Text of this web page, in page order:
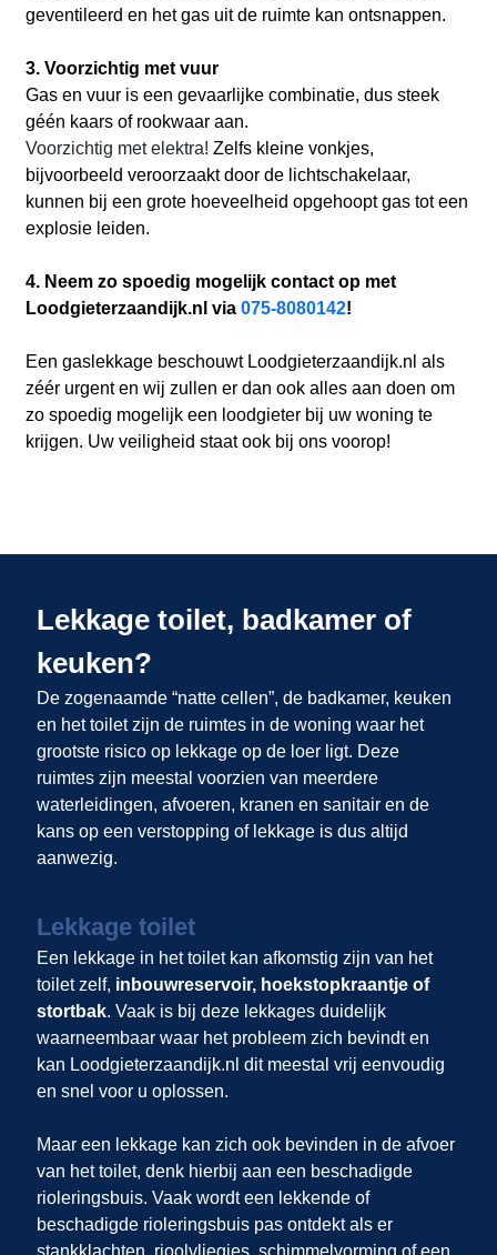
geventileerd en het gas uit de ruimte kan ontsnappen.
3. Voorzichtig met vuur
Gas en vuur is een gevaarlijke combinatie, dus steek
géén kaars of rookwaar aan.
Voorzichtig met elektra! Zelfs kleine vonkjes,
bijvoorbeeld veroorzaakt door de lichtschakelaar,
kunnen bij een grote hoeveelheid opgehoopt gas tot een
explosie leiden.
4. Neem zo spoedig mogelijk contact op met
Loodgieterzaandijk.nl via 075-8080142!
Een gaslekkage beschouwt Loodgieterzaandijk.nl als
zéér urgent en wij zullen er dan ook alles aan doen om
zo spoedig mogelijk een loodgieter bij uw woning te
krijgen. Uw veiligheid staat ook bij ons voorop!
Lekkage toilet, badkamer of
keuken?
De zogenaamde “natte cellen”, de badkamer, keuken
en het toilet zijn de ruimtes in de woning waar het
grootste risico op lekkage op de loer ligt. Deze
ruimtes zijn meestal voorzien van meerdere
waterleidingen, afvoeren, kranen en sanitair en de
kans op een verstopping of lekkage is dus altijd
aanwezig.
Lekkage toilet
Een lekkage in het toilet kan afkomstig zijn van het
toilet zelf, inbouwreservoir, hoekstopkraantje of
stortbak. Vaak is bij deze lekkages duidelijk
waarneembaar waar het probleem zich bevindt en
kan Loodgieterzaandijk.nl dit meestal vrij eenvoudig
en snel voor u oplossen.
Maar een lekkage kan zich ook bevinden in de afvoer
van het toilet, denk hierbij aan een beschadigde
rioleringsbuis. Vaak wordt een lekkende of
beschadigde rioleringsbuis pas ontdekt als er